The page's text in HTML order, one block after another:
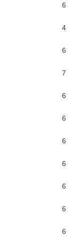
6
4
6
7
6
6
6
6
6
6
6